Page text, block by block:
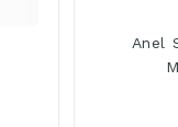
Anel